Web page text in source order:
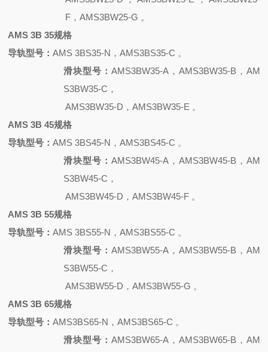
F，AMS3BW25-G 。
AMS 3B 35规格
导轨型号：AMS 3BS35-N，AMS3BS35-C 。
滑块型号： AMS3BW35-A，AMS3BW35-B，AM
S3BW35-C，
AMS3BW35-D，AMS3BW35-E 。
AMS 3B 45规格
导轨型号：AMS 3BS45-N，AMS3BS45-C 。
滑块型号： AMS3BW45-A，AMS3BW45-B，AM
S3BW45-C，
AMS3BW45-D，AMS3BW45-F 。
AMS 3B 55规格
导轨型号：AMS 3BS55-N，AMS3BS55-C 。
滑块型号： AMS3BW55-A，AMS3BW55-B，AM
S3BW55-C，
AMS3BW55-D，AMS3BW55-G 。
AMS 3B 65规格
导轨型号：AMS3BS65-N，AMS3BS65-C 。
滑块型号： AMS3BW65-A，AMS3BW65-B，AM